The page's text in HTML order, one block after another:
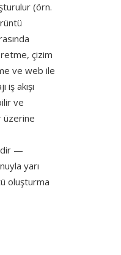
(örn.
çizim
ve web ile
akışı
ve
üzerine
—
yarı
oluşturma